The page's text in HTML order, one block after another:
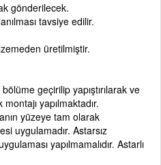
gönderilecek.
tavsiye edilir.
üretilmiştir.
geçirilip yapıştırılarak ve
yapılmaktadır.
yüzeye tam olarak
uygulamadır. Astarsız
yapılmamalıdır. Astarlı